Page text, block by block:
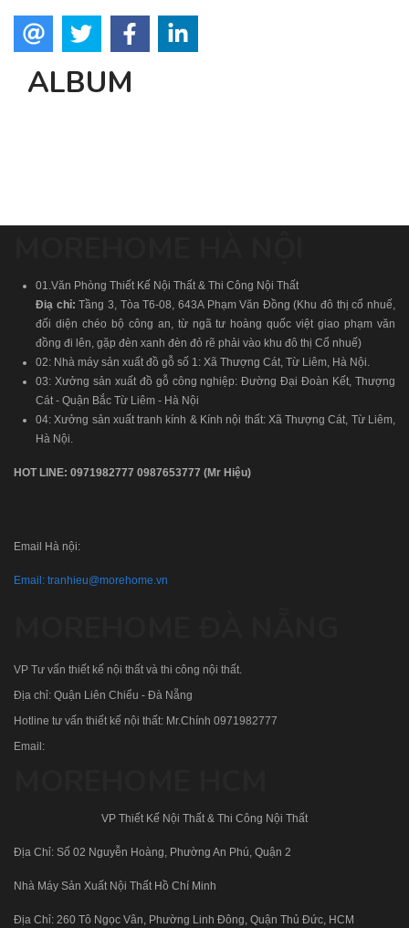
ALBUM
01.Văn Phòng Thiết Kế Nội Thất & Thi Công Nội Thất
Điạ chỉ: Tầng 3, Tòa T6-08, 643A Phạm Văn Đồng (Khu đô thị cổ nhuế,
đối diện chéo bộ công an, từ ngã tư hoàng quốc việt giao phạm văn
đồng đi lên, gặp đèn xanh đèn đỏ rẽ phải vào khu đô thị Cổ nhuế)
02: Nhà máy sản xuất đồ gỗ số 1: Xã Thượng Cát, Từ Liêm, Hà Nội.
03: Xưởng sản xuất đồ gỗ công nghiệp: Đường Đại Đoàn Kết, Thượng
Cát - Quận Bắc Từ Liêm - Hà Nội
04: Xưởng sản xuất tranh kính & Kính nội thất: Xã Thượng Cát, Từ Liêm,
Hà Nội.
HOT LINE: 0971982777 0987653777 (Mr Hiệu)
Email Hà nội:
Email: tranhieu@morehome.vn
VP Tư vấn thiết kế nội thất và thi công nội thất.
Địa chỉ: Quận Liên Chiểu - Đà Nẵng
Hotline tư vấn thiết kế nội thất: Mr.Chính 0971982777
Email:
VP Thiết Kế Nội Thất & Thi Công Nội Thất
Địa Chỉ: Số 02 Nguyễn Hoàng, Phường An Phú, Quận 2
Nhà Máy Sản Xuất Nội Thất Hồ Chí Minh
Địa Chỉ: 260 Tô Ngọc Vân, Phường Linh Đông, Quận Thủ Đức, HCM